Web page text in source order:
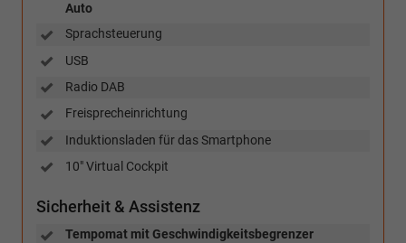
Auto
Sprachsteuerung
USB
Radio DAB
Freisprecheinrichtung
Induktionsladen für das Smartphone
10" Virtual Cockpit
Sicherheit & Assistenz
Tempomat mit Geschwindigkeitsbegrenzer